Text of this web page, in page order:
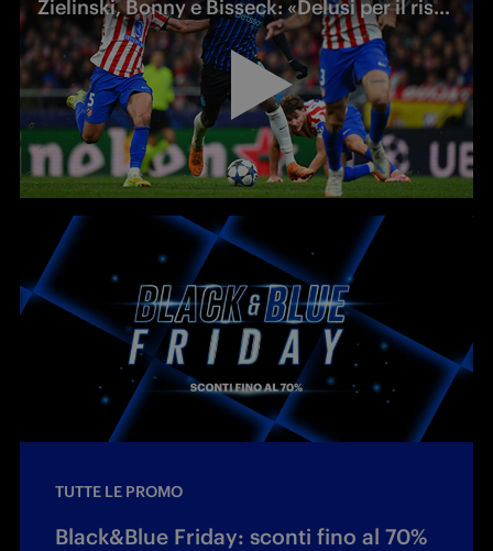
Zielinski, Bonny e Bisseck: «Delusi per il risultato, ma bisogna subito guardare avanti»
TUTTE LE PROMO
Black&Blue Friday: sconti fino al 70%